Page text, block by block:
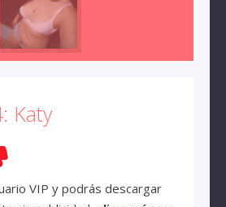
Katy
VIP y podrás descargar